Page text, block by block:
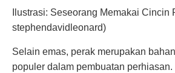
Ilustrasi: Seseorang Memakai Cincin
stephendavidleonard)
Selain emas, perak merupakan
populer dalam pembuatan perhiasan.